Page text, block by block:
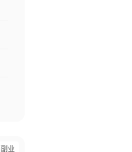
副业